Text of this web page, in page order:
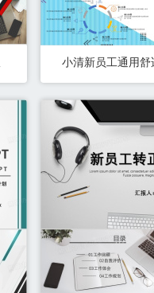
小清新员工通用舒